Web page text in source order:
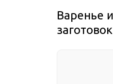
Варенье
заготовок